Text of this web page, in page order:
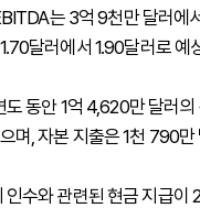
는 3억 9천만 달러에
달러에서 1.90달러로 예
동안 1억 4,620만 달러의
며, 자본 지출은 1천 790만
인수와 관련된 현금 지급이